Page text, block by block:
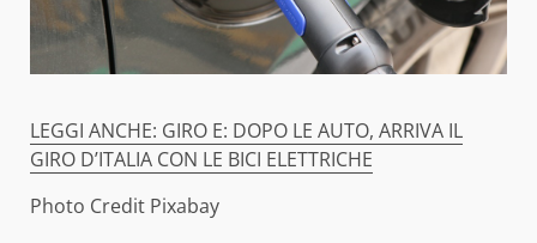
LEGGI ANCHE: GIRO E: DOPO LE AUTO, ARRIVA IL
GIRO D’ITALIA CON LE BICI ELETTRICHE
Photo Credit Pixabay